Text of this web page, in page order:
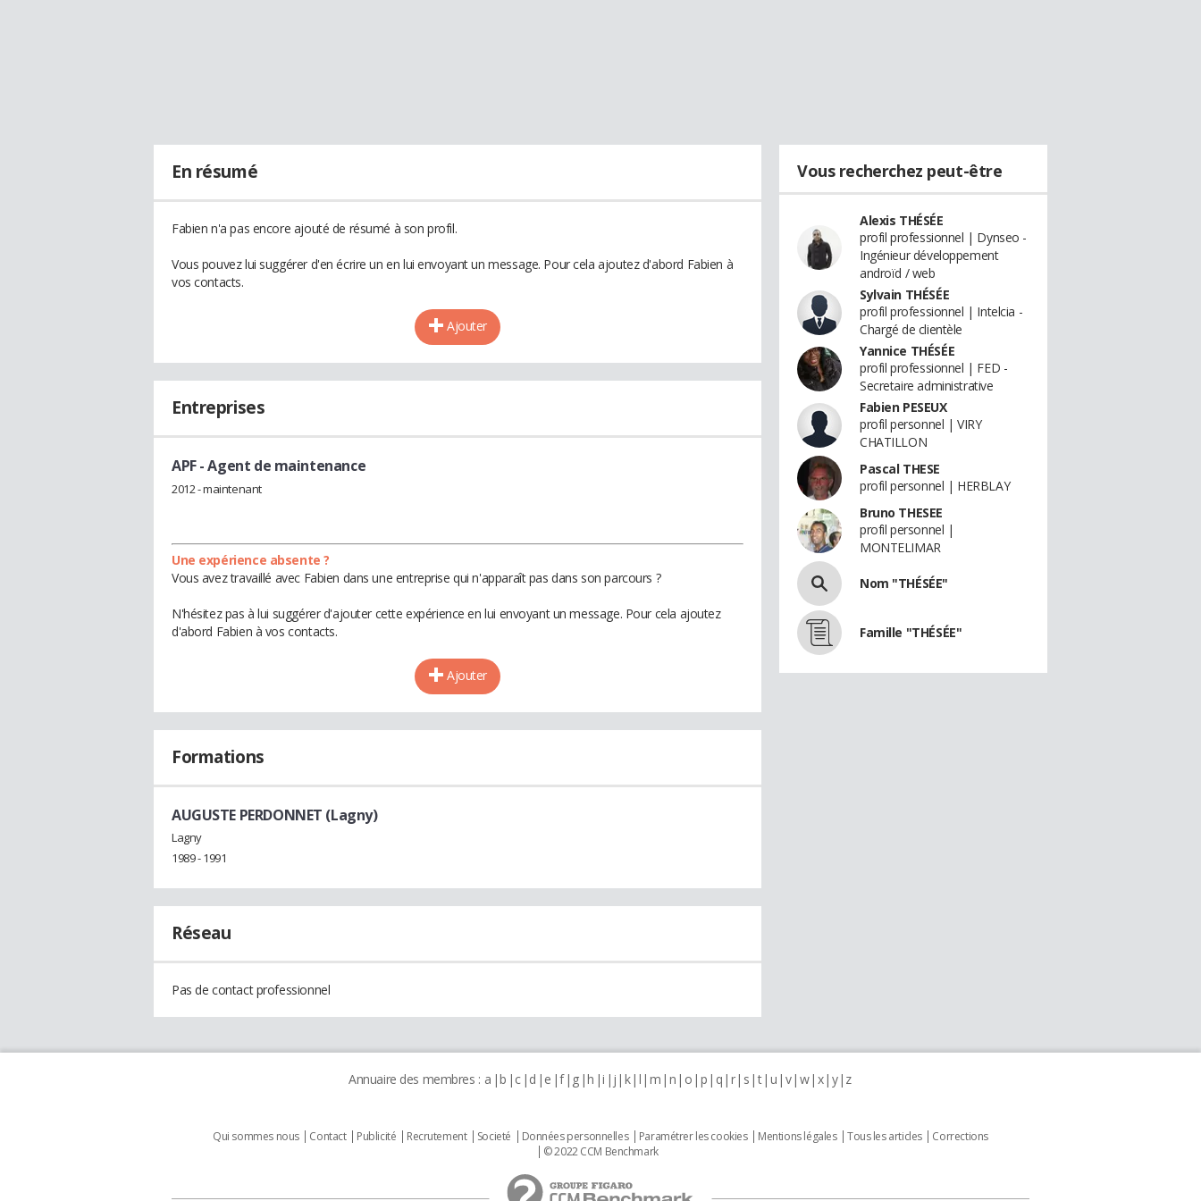
En résumé
Fabien n'a pas encore ajouté de résumé à son profil.
Vous pouvez lui suggérer d'en écrire un en lui envoyant un message. Pour cela ajoutez d'abord Fabien à
vos contacts.
Ajouter
Entreprises
APF- Agent de maintenance
2012 - maintenant
Une expérience absente ?
Vous avez travaillé avec Fabien dans une entreprise qui n'apparaît pas dans son parcours ?
N'hésitez pas à lui suggérer d'ajouter cette expérience en lui envoyant un message. Pour cela ajoutez
d'abord Fabien à vos contacts.
Ajouter
Formations
AUGUSTE PERDONNET (Lagny)
Lagny
1989 - 1991
Réseau
Pas de contact professionnel
Vous recherchez peut-être
Alexis THÉSÉE
profil professionnel | Dynseo -
Ingénieur développement
androïd / web
Sylvain THÉSÉE
profil professionnel | Intelcia -
Chargé de clientèle
Yannice THÉSÉE
profil professionnel | FED -
Secretaire administrative
Fabien PESEUX
profil personnel | VIRY
CHATILLON
Pascal THESE
profil personnel | HERBLAY
Bruno THESEE
profil personnel |
MONTELIMAR
Nom "THÉSÉE"
Famille "THÉSÉE"
Annuaire des membres : a b c d e f g h i j k l m n o p q r s t u v w x y z
Qui sommes nous Contact Publicité Recrutement Societé Données personnelles Paramétrer les cookies Mentions légales Tous les articles
Corrections
© 2022 CCM Benchmark